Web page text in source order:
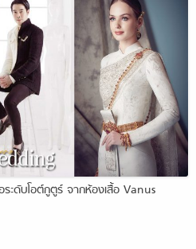
ะดับโอต์กูตูร์ จากห้องเสื้อ Vanus